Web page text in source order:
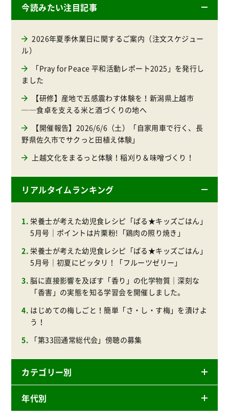
今読みたい注目記事
2026年夏季休業日に関するご案内（注文スケジュー
ル）
「Pray for Peace 平和活動レポート2025」を発行し
ました
【研修】産地で五感震わす体験を！新潟県上越市
──食卓を支える米と酒づくりの地へ
【開催報告】2026/6/6（土）「自家用車で行く、長
野県佐久市でサクっと田植え体験」
上越文化をまるっと体験！稲刈り＆味噌づくり！
リアルタイムランキング
栄養士が考えた幼児食レシピ「ぱる★キッズごはん」
5月号｜ポイントは片栗粉!「鶏肉の照り焼き」
栄養士が考えた幼児食レシピ「ぱる★キッズごはん」
5月号｜初夏にピッタリ！「フルーツゼリー」
脳に直接影響を及ぼす「香り」の化学物質｜深刻な
「香害」の実態を知る学習会を開催しました。
はじめての梅しごと！簡単「さ・し・す梅」を漬けよ
う！
「第33回通常総代会」傍聴の募集
カテゴリー別
ニュースリリース
年代別